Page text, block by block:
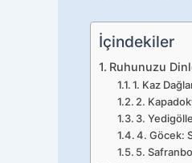
İçindekiler
Ruhunuzu
1. Kaz
2.
3.
4. Göcek:
5.